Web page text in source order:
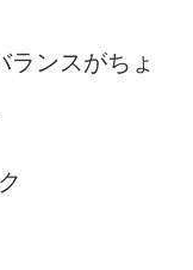
ランスがちょ